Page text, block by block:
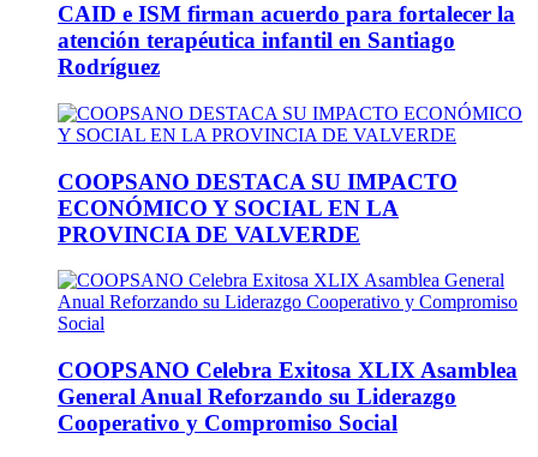
CAID e ISM firman acuerdo para fortalecer la
atención terapéutica infantil en Santiago
Rodríguez
COOPSANO DESTACA SU IMPACTO
ECONÓMICO Y SOCIAL EN LA
PROVINCIA DE VALVERDE
COOPSANO Celebra Exitosa XLIX Asamblea
General Anual Reforzando su Liderazgo
Cooperativo y Compromiso Social